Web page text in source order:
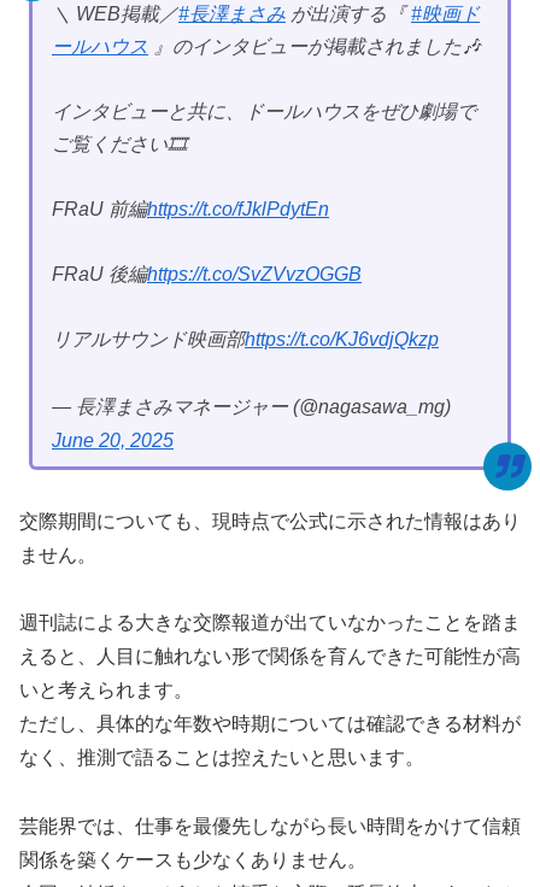
＼ WEB掲載／#長澤まさみ が出演する『#映画ド
ールハウス 』のインタビューが掲載されました🎶
インタビューと共に、ドールハウスをぜひ劇場で
ご覧ください🎞️
FRaU 前編https://t.co/fJklPdytEn
FRaU 後編https://t.co/SvZVvzOGGB
リアルサウンド映画部https://t.co/KJ6vdjQkzp
— 長澤まさみマネージャー (@nagasawa_mg)
June 20, 2025
交際期間についても、現時点で公式に示された情報はあり
ません。
週刊誌による大きな交際報道が出ていなかったことを踏ま
えると、人目に触れない形で関係を育んできた可能性が高
いと考えられます。
ただし、具体的な年数や時期については確認できる材料が
なく、推測で語ることは控えたいと思います。
芸能界では、仕事を最優先しながら長い時間をかけて信頼
関係を築くケースも少なくありません。